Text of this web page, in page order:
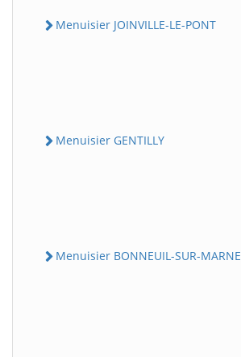
Menuisier JOINVILLE-LE-PONT
Menuisier GENTILLY
Menuisier BONNEUIL-SUR-MARNE